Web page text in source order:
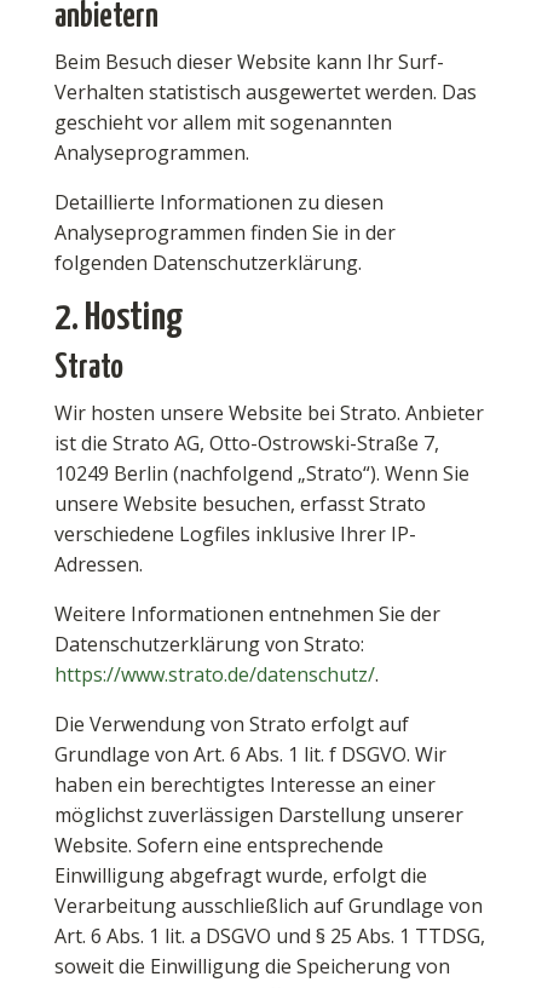
anbietern
Beim Besuch dieser Website kann Ihr Surf-
Verhalten statistisch ausgewertet werden. Das
geschieht vor allem mit sogenannten
Analyseprogrammen.
Detaillierte Informationen zu diesen
Analyseprogrammen finden Sie in der
folgenden Datenschutzerklärung.
2. Hosting
Strato
Wir hosten unsere Website bei Strato. Anbieter
ist die Strato AG, Otto-Ostrowski-Straße 7,
10249 Berlin (nachfolgend „Strato“). Wenn Sie
unsere Website besuchen, erfasst Strato
verschiedene Logfiles inklusive Ihrer IP-
Adressen.
Weitere Informationen entnehmen Sie der
Datenschutzerklärung von Strato:
https://www.strato.de/datenschutz/.
Die Verwendung von Strato erfolgt auf
Grundlage von Art. 6 Abs. 1 lit. f DSGVO. Wir
haben ein berechtigtes Interesse an einer
möglichst zuverlässigen Darstellung unserer
Website. Sofern eine entsprechende
Einwilligung abgefragt wurde, erfolgt die
Verarbeitung ausschließlich auf Grundlage von
Art. 6 Abs. 1 lit. a DSGVO und § 25 Abs. 1 TTDSG,
soweit die Einwilligung die Speicherung von